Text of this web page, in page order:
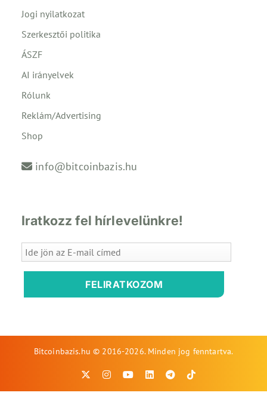
Jogi nyilatkozat
Szerkesztői politika
ÁSZF
AI irányelvek
Rólunk
Reklám/Advertising
Shop
info@bitcoinbazis.hu
Iratkozz fel hírlevelünkre!
FELIRATKOZOM
Bitcoinbazis.hu © 2016-2026. Minden jog fenntartva.